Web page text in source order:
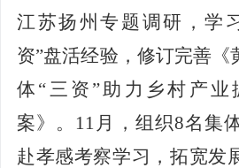
江苏扬州专题调研，学
资”盘活经验，修订完善《
体“三资”助力乡村产业
案》。 11月，组织8名集
赴孝感考察学习，拓宽发